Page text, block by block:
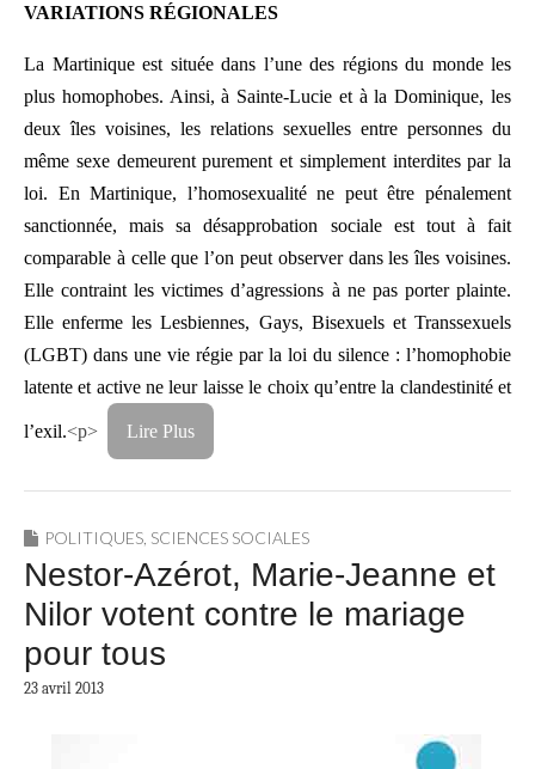
VARIATIONS RÉGIONALES
La Martinique est située dans l’une des régions du monde les
plus homophobes. Ainsi, à Sainte-Lucie et à la Dominique, les
deux îles voisines, les relations sexuelles entre personnes du
même sexe demeurent purement et simplement interdites par la
loi. En Martinique, l’homosexualité ne peut être pénalement
sanctionnée, mais sa désapprobation sociale est tout à fait
comparable à celle que l’on peut observer dans les îles voisines.
Elle contraint les victimes d’agressions à ne pas porter plainte.
Elle enferme les Lesbiennes, Gays, Bisexuels et Transsexuels
(LGBT) dans une vie régie par la loi du silence : l’homophobie
latente et active ne leur laisse le choix qu’entre la clandestinité et
l’exil.<p> Lire Plus
POLITIQUES SCIENCES SOCIALES
Nestor-Azérot, Marie-Jeanne et
Nilor votent contre le mariage
pour tous
23 avril 2013